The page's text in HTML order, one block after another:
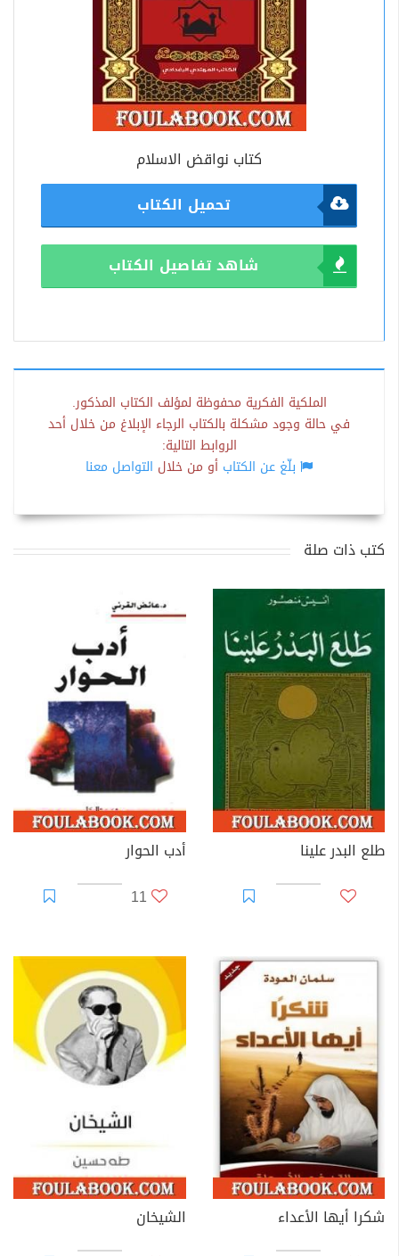
كتاب نواقض الاسلام
تحميل الكتاب
شاهد تفاصيل الكتاب
الملكية الفكرية محفوظة لمؤلف الكتاب المذكور.
في حالة وجود مشكلة بالكتاب الرجاء الإبلاغ من خلال أحد
الروابط التالية:
بلّغ عن الكتاب أو من خلال التواصل معنا
كتب ذات صلة
طلع البدر علينا
أدب الحوار
11
شكرا أيها الأعداء
الشيخان